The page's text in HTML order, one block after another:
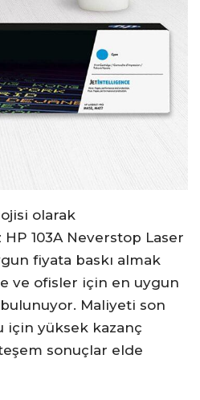
olarak
103A Neverstop Laser
fiyata baskı almak
ve ofisler için en uygun
Maliyeti son
için yüksek kazanç
sonuçlar elde